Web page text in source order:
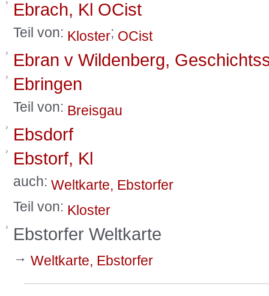
Ebrach, Kl OCist
Teil von: Kloster; OCist
Ebran v Wildenberg,
Ebringen
Teil von: Breisgau
Ebsdorf
Ebstorf, Kl
auch: Weltkarte, Ebstorfer
Teil von: Kloster
Ebstorfer Weltkarte
→ Weltkarte, Ebstorfer